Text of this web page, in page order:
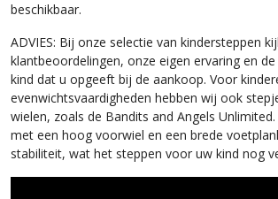
beschikbaar.
ADVIES: Bij onze selectie van kindersteppen
klantbeoordelingen, onze eigen ervaring en
kind dat u opgeeft bij de aankoop. Voor
evenwichtsvaardigheden hebben wij ook
wielen, zoals de Bandits and Angels
met een hoog voorwiel en een brede
stabiliteit, wat het steppen voor uw kind nog